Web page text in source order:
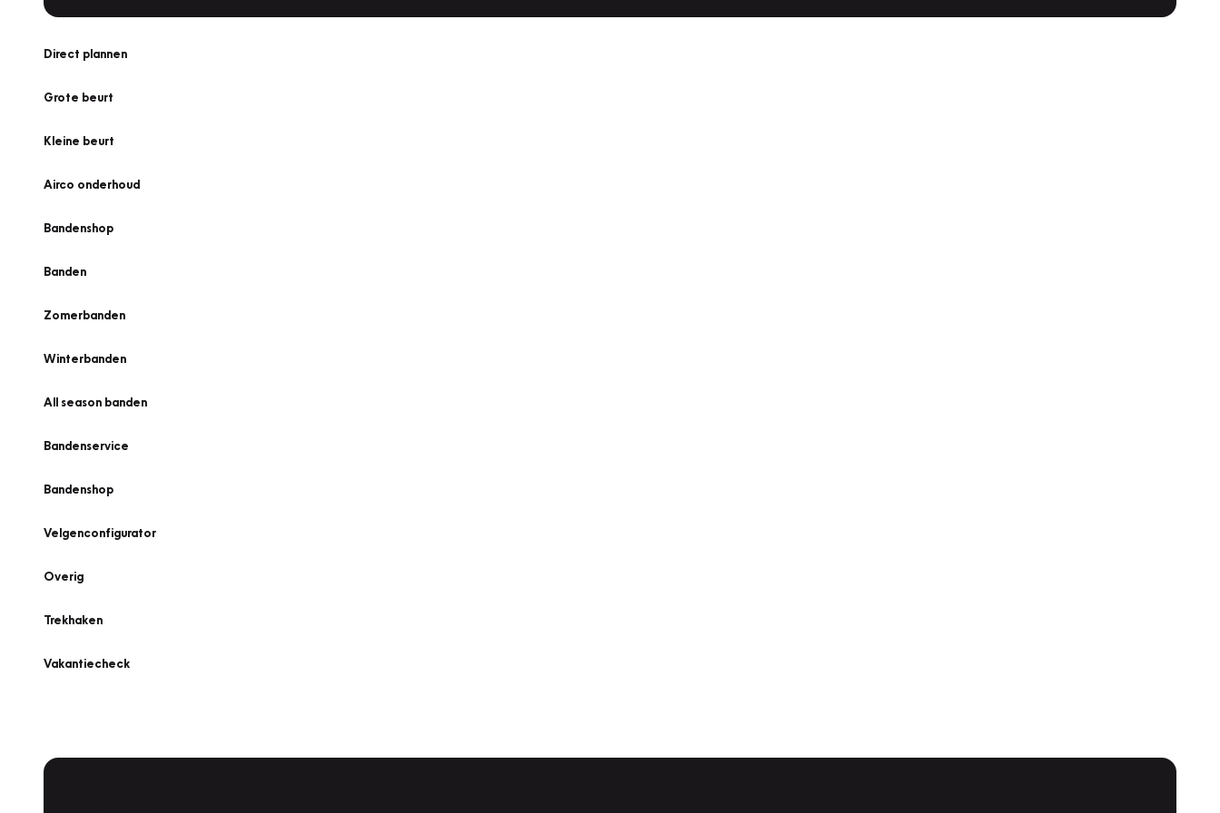
Direct plannen
Grote beurt
Kleine beurt
Airco onderhoud
Bandenshop
Banden
Zomerbanden
Winterbanden
All season banden
Bandenservice
Bandenshop
Velgenconfigurator
Overig
Trekhaken
Vakantiecheck